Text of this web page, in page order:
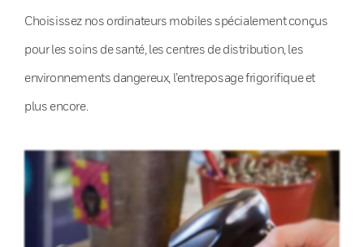
Choisissez nos ordinateurs mobiles spécialement conçus
pour les soins de santé, les centres de distribution, les
environnements dangereux, l’entreposage frigorifique et
plus encore.